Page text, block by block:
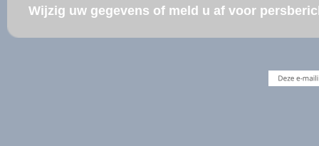
Wijzig uw gegevens of meld u af voor